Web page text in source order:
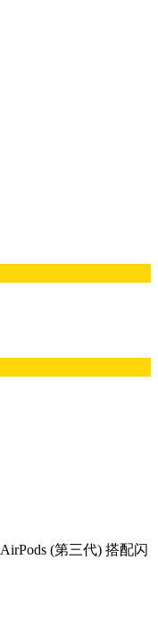
AirPods (第三代) 搭配闪